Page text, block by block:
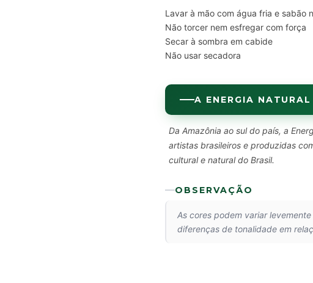
Lavar à mão com água fria e sabão
Não torcer nem esfregar com força
Secar à sombra em cabide
Não usar secadora
A ENERGIA
Da Amazônia ao sul do país, a
artistas brasileiros e produzidas
cultural e natural do Brasil.
OBSERVAÇÃO
As cores podem variar
diferenças de tonalidade em